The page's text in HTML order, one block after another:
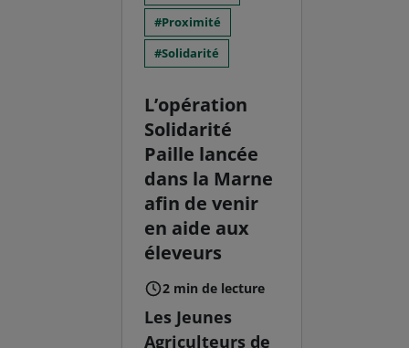
Proximité
Solidarité
L’opération
Solidarité
Paille lancée
dans la Marne
afin de venir
en aide aux
éleveurs
2 min de lecture
Les Jeunes
Agriculteurs de